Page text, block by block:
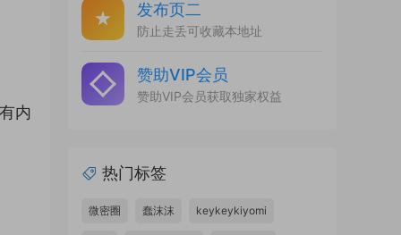
内
发布页二
防止走丢可收藏本地址
赞助VIP会员
赞助VIP会员获取独家权益
热门标签
微密圈 蠢沫沫 keykeykiyomi